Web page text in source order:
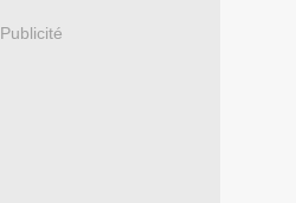
Publicité